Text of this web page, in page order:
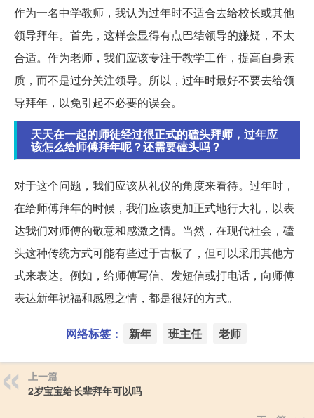
作为一名中学教师，我认为过年时不适合去给校长或其他
领导拜年。首先，这样会显得有点巴结领导的嫌疑，不太
合适。作为老师，我们应该专注于教学工作，提高自身素
质，而不是过分关注领导。所以，过年时最好不要去给领
导拜年，以免引起不必要的误会。
天天在一起的师徒经过很正式的磕头拜师，过年应
该怎么给师傅拜年呢？还需要磕头吗？
对于这个问题，我们应该从礼仪的角度来看待。过年时，
在给师傅拜年的时候，我们应该更加正式地行大礼，以表
达我们对师傅的敬意和感激之情。当然，在现代社会，磕
头这种传统方式可能有些过于古板了，但可以采用其他方
式来表达。例如，给师傅写信、发短信或打电话，向师傅
表达新年祝福和感恩之情，都是很好的方式。
网络标签： 新年 班主任 老师
上一篇
2岁宝宝给长辈拜年可以吗